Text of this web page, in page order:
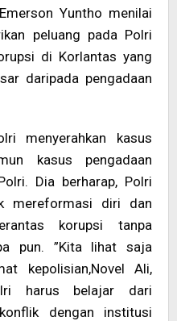
Yuntho menilai
peluang pada Polri
di Korlantas yang
daripada pengadaan
menyerahkan kasus
kasus pengadaan
Dia berharap, Polri
mereformasi diri dan
korupsi tanpa
pun. ”Kita lihat saja
kepolisian,Novel Ali,
harus belajar dari
dengan institusi